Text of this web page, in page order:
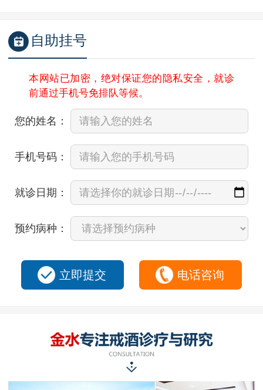
自助挂号
本网站已加密，绝对保证您的隐私安全，就诊
前通过手机号免排队等候。
您的姓名：
手机号码：
就诊日期：
预约病种：
立即提交 电话咨询